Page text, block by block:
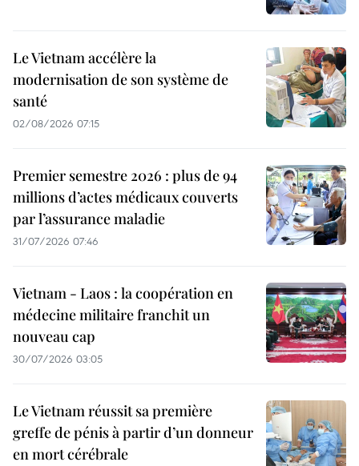
Le Vietnam accélère la
modernisation de son système de
santé
02/08/2026 07:15
Premier semestre 2026 : plus de 94
millions d’actes médicaux couverts
par l’assurance maladie
31/07/2026 07:46
Vietnam - Laos : la coopération en
médecine militaire franchit un
nouveau cap
30/07/2026 03:05
Le Vietnam réussit sa première
greffe de pénis à partir d’un donneur
en mort cérébrale